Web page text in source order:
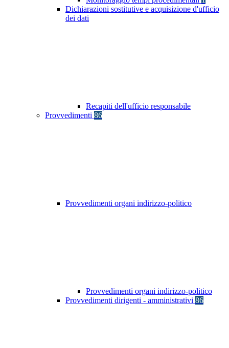
Dichiarazioni sostitutive e acquisizione d'ufficio
dei dati
Recapiti dell'ufficio responsabile
Provvedimenti 86
Provvedimenti organi indirizzo-politico
Provvedimenti organi indirizzo-politico
Provvedimenti dirigenti - amministrativi 86